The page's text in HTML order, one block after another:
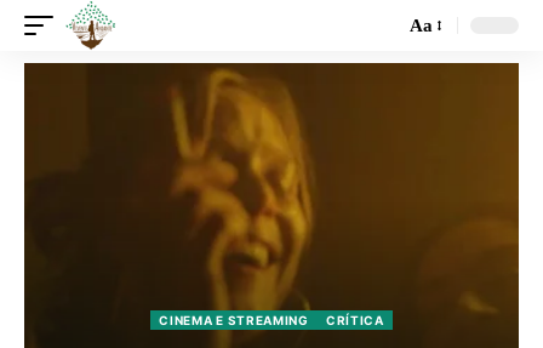
Aa
CINEMA E STREAMING CRÍTICA